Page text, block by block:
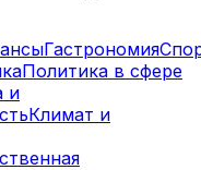
Гастрономия
Политика в сфере
и
Климат и